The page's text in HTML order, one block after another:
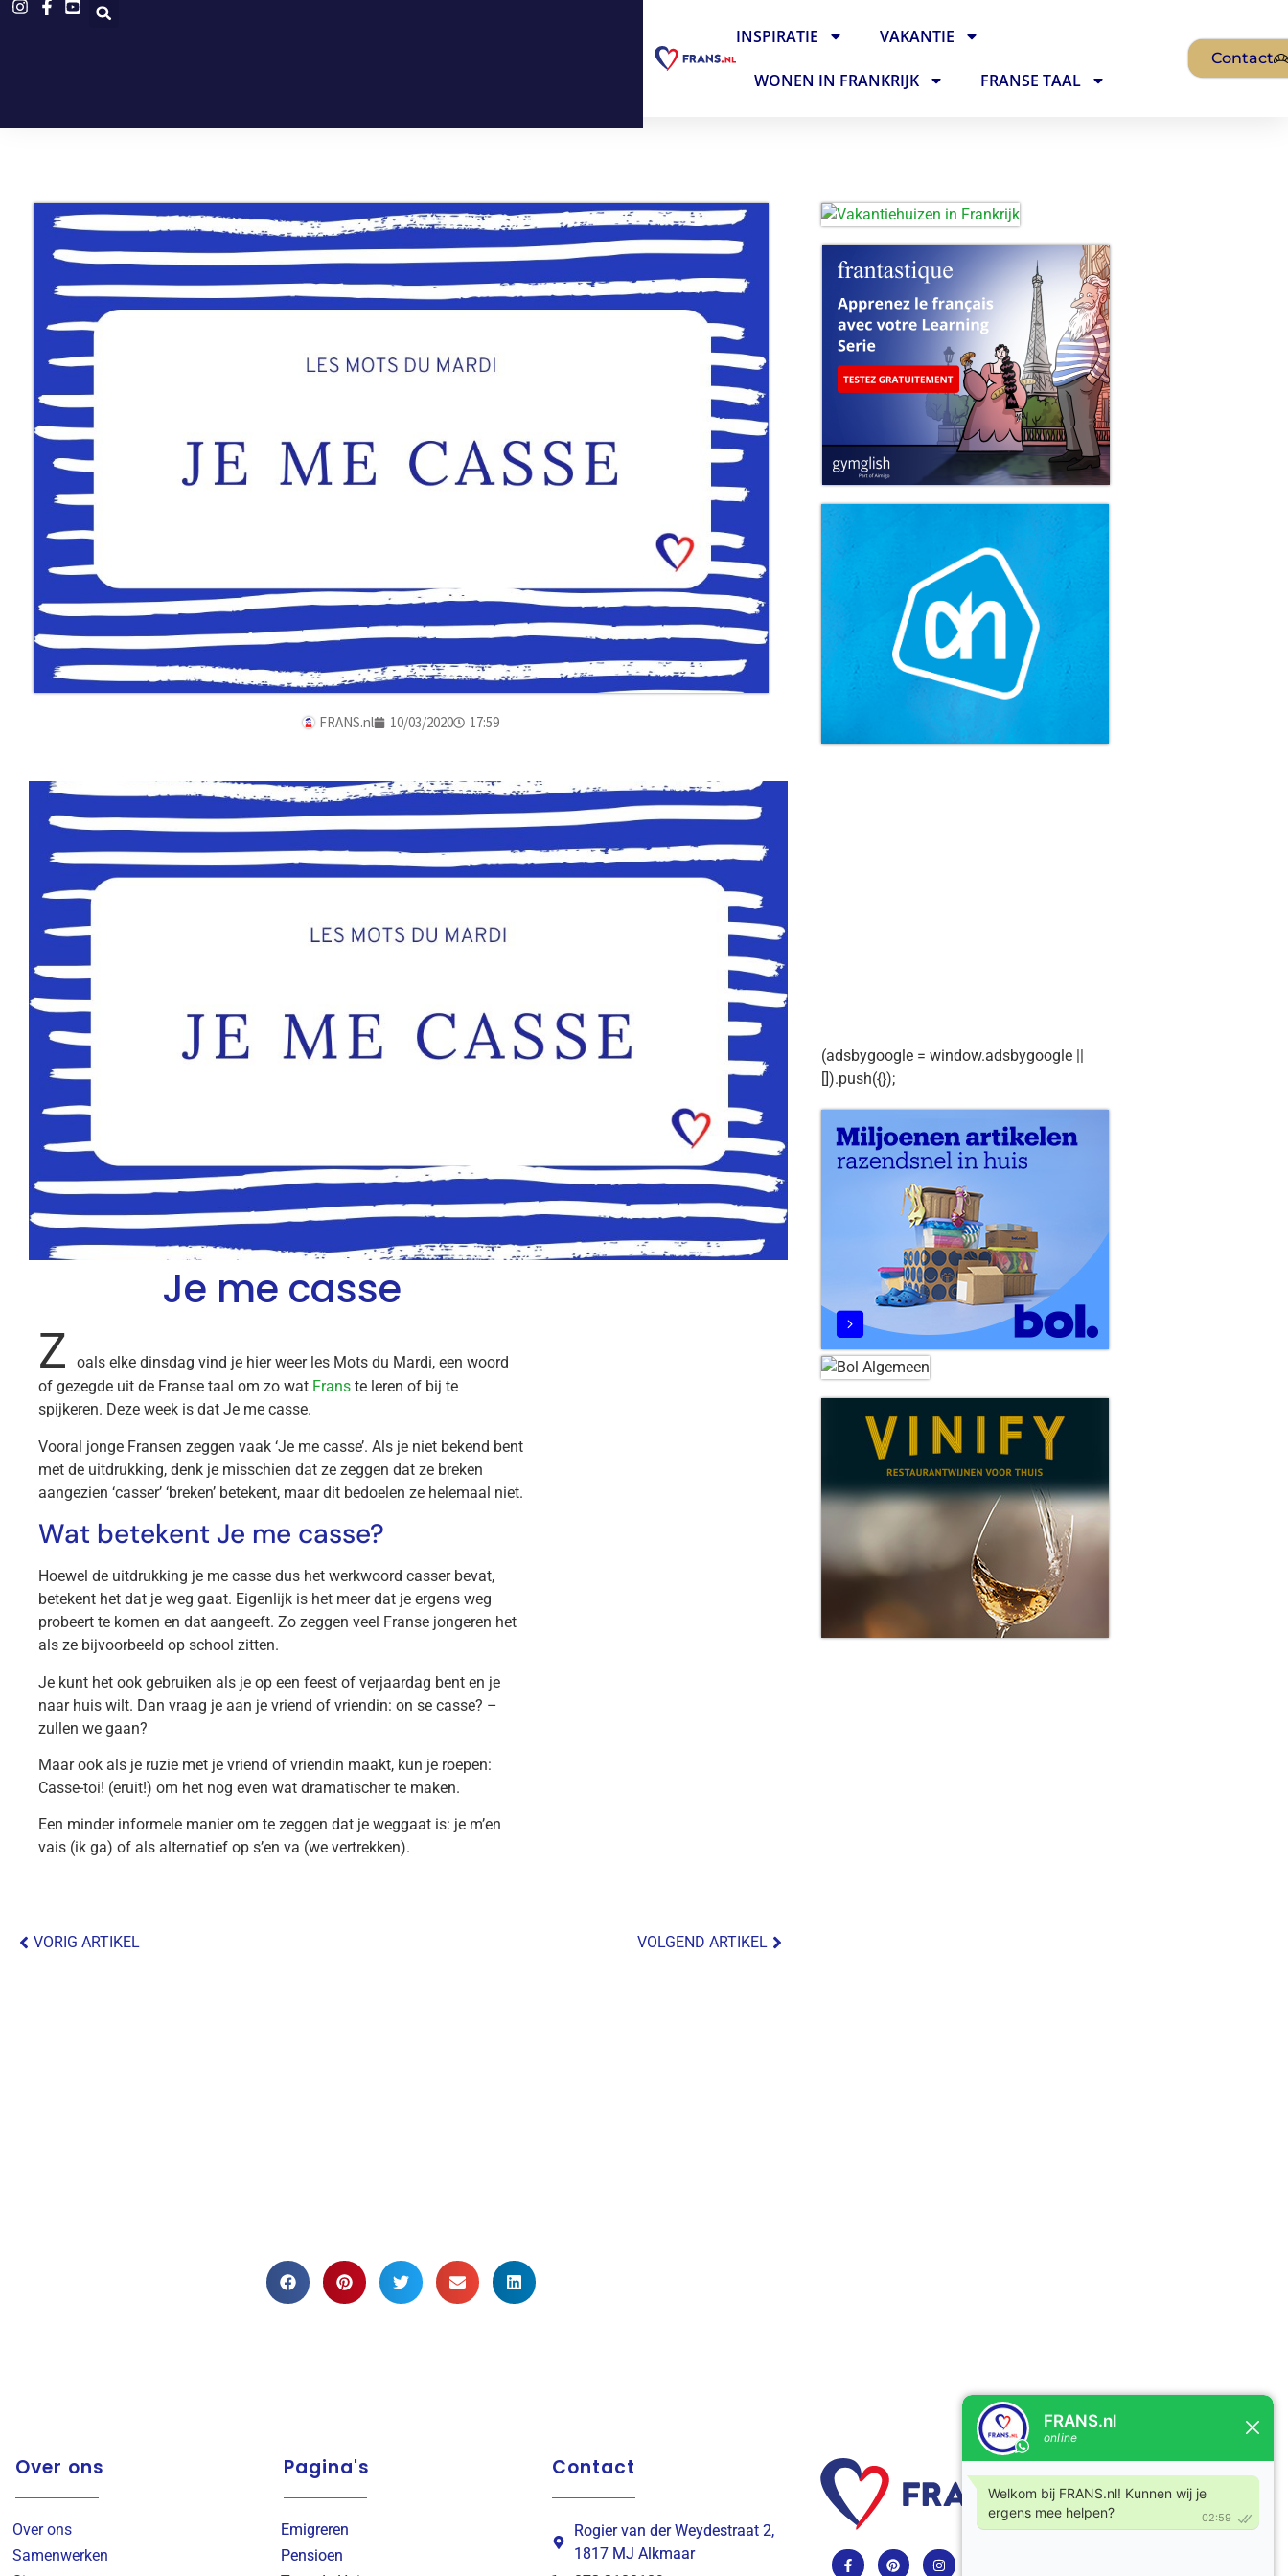
INSPIRATIE VAKANTIE
WONEN IN FRANKRIJK FRANSE TAAL
Contact
FRANS.nl 10/03/2020 17:59
Je me casse
Z
oals elke dinsdag vind je hier weer les Mots du Mardi, een woord
of gezegde uit de Franse taal om zo wat Frans te leren of bij te
spijkeren. Deze week is dat Je me casse.
Vooral jonge Fransen zeggen vaak ‘Je me casse’. Als je niet bekend bent
met de uitdrukking, denk je misschien dat ze zeggen dat ze breken
aangezien ‘casser’ ‘breken’ betekent, maar dit bedoelen ze helemaal niet.
Wat betekent Je me casse?
Hoewel de uitdrukking je me casse dus het werkwoord casser bevat,
betekent het dat je weg gaat. Eigenlijk is het meer dat je ergens weg
probeert te komen en dat aangeeft. Zo zeggen veel Franse jongeren het
als ze bijvoorbeeld op school zitten.
Je kunt het ook gebruiken als je op een feest of verjaardag bent en je
naar huis wilt. Dan vraag je aan je vriend of vriendin: on se casse? –
zullen we gaan?
Maar ook als je ruzie met je vriend of vriendin maakt, kun je roepen:
Casse-toi! (eruit!) om het nog even wat dramatischer te maken.
Een minder informele manier om te zeggen dat je weggaat is: je m’en
vais (ik ga) of als alternatief op s’en va (we vertrekken).
VORIG ARTIKEL VOLGEND ARTIKEL
(adsbygoogle = window.adsbygoogle ||
[]).push({});
Over ons
Over ons
Samenwerken
Pagina's
Emigreren
Pensioen
Contact
Rogier van der Weydestraat 2,
1817 MJ Alkmaar